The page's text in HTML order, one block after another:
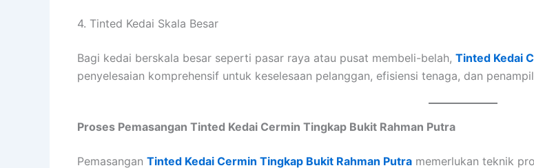
4. Tinted Kedai Skala Besar
Bagi kedai berskala besar seperti pasar raya atau pusat membeli-belah, Tinted Kedai
penyelesaian komprehensif untuk keselesaan pelanggan, efisiensi tenaga, dan
Proses Pemasangan Tinted Kedai Cermin Tingkap Bukit Rahman Putra
Pemasangan Tinted Kedai Cermin Tingkap Bukit Rahman Putra memerlukan teknik